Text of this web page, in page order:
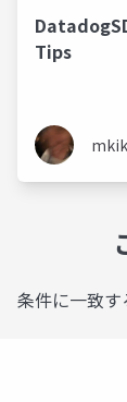
Tips
条件に一致す